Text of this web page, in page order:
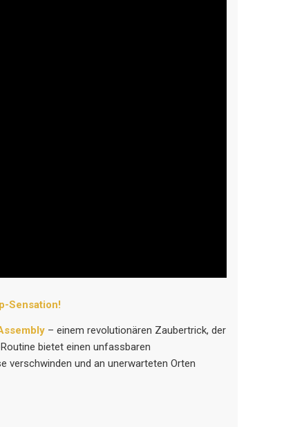
Sensation!
– einem revolutionären Zaubertrick, der
bietet einen unfassbaren
verschwinden und an unerwarteten Orten